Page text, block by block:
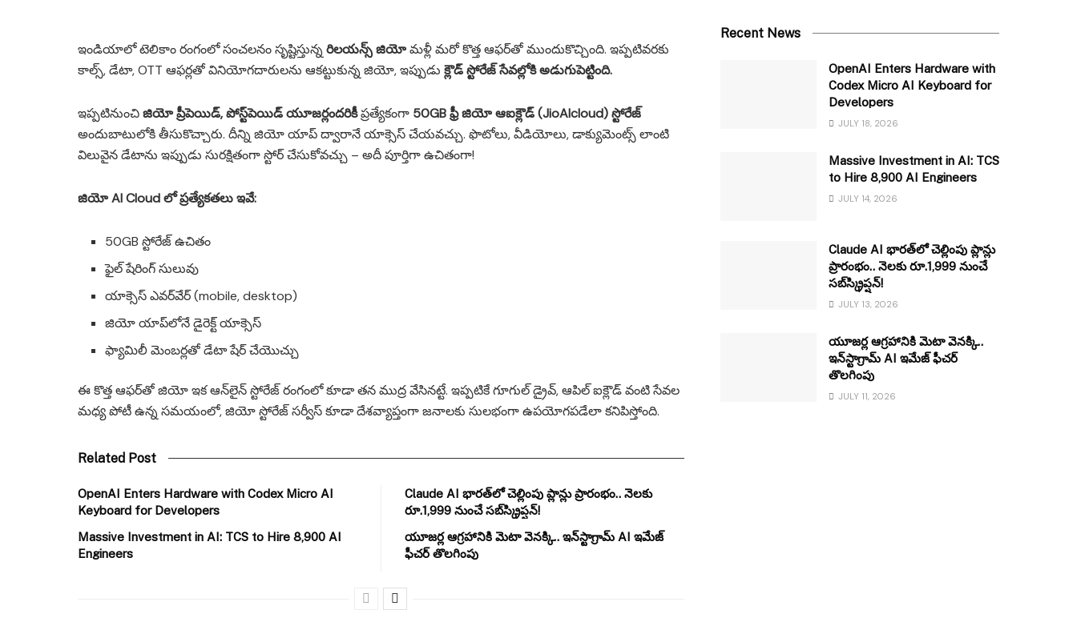
ఇండియాలో టెలికాం రంగంలో సంచలనం సృష్టిస్తున్న రిలయన్స్ జియోమళ్లీ మరో కొత్త ఆఫర్‌తో ముందుకొచ్చింది. ఇప్పటివరకు
కాల్స్, డేటా, OTT ఆఫర్లతో వినియోగదారులను ఆకట్టుకున్న జియో, ఇప్పుడు క్లౌడ్ స్టోరేజ్ సేవల్లోకి అడుగుపెట్టింది.
ఇప్పటినుంచిజియో ప్రీపెయిడ్, పోస్ట్‌పెయిడ్ యూజర్లందరికీప్రత్యేకంగా 50GB ఫ్రీ జియో ఆఐక్లౌడ్ (JioAIcloud) స్టోరేజ్
అందుబాటులోకి తీసుకొచ్చారు. దీన్ని జియో యాప్ ద్వారానే యాక్సెస్ చేయవచ్చు. ఫొటోలు, వీడియోలు, డాక్యుమెంట్స్ లాంటి
విలువైన డేటాను ఇప్పుడు సురక్షితంగా స్టోర్ చేసుకోవచ్చు – అదీ పూర్తిగా ఉచితంగా!
జియో AI Cloud లో ప్రత్యేకతలు ఇవే:
50GB స్టోరేజ్ ఉచితం
ఫైల్ షేరింగ్ సులువు
యాక్సెస్ ఎవర్‌వేర్ (mobile, desktop)
జియో యాప్‌లోనే డైరెక్ట్ యాక్సెస్
ఫ్యామిలీ మెంబర్లతో డేటా షేర్ చేయొచ్చు
ఈ కొత్త ఆఫర్‌తో జియో ఇక ఆన్‌లైన్ స్టోరేజ్ రంగంలో కూడా తన ముద్ర వేసినట్టే. ఇప్పటికే గూగుల్ డ్రైవ్, ఆపిల్ ఐక్లౌడ్ వంటి సేవల
మధ్య పోటీ ఉన్న సమయంలో, జియో స్టోరేజ్ సర్వీస్ కూడా దేశవ్యాప్తంగా జనాలకు సులభంగా ఉపయోగపడేలా కనిపిస్తోంది.
Related Post
OpenAI Enters Hardware with Codex Micro AI
Keyboard for Developers
Massive Investment in AI: TCS to Hire 8,900 AI
Engineers
Claude AI భారత్‌లో చెల్లింపు ప్లాన్లు ప్రారంభం.. నెలకు
రూ.1,999 నుంచే సబ్‌స్క్రిప్షన్!
యూజర్ల ఆగ్రహానికి మెటా వెనక్కి.. ఇన్‌స్టాగ్రామ్ AI ఇమేజ్
ఫీచర్ తొలగింపు
Recent News
OpenAI Enters Hardware with
Codex Micro AI Keyboard for
Developers
JULY 18, 2026
Massive Investment in AI: TCS
to Hire 8,900 AI Engineers
JULY 14, 2026
Claude AI భారత్‌లో చెల్లింపు ప్లాన్లు
ప్రారంభం.. నెలకు రూ.1,999 నుంచే
సబ్‌స్క్రిప్షన్!
JULY 13, 2026
యూజర్ల ఆగ్రహానికి మెటా వెనక్కి..
ఇన్‌స్టాగ్రామ్ AI ఇమేజ్ ఫీచర్
తొలగింపు
JULY 11, 2026